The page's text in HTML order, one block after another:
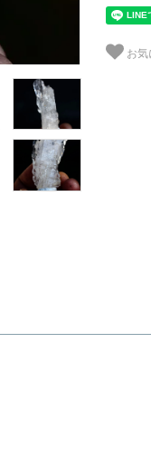
お気